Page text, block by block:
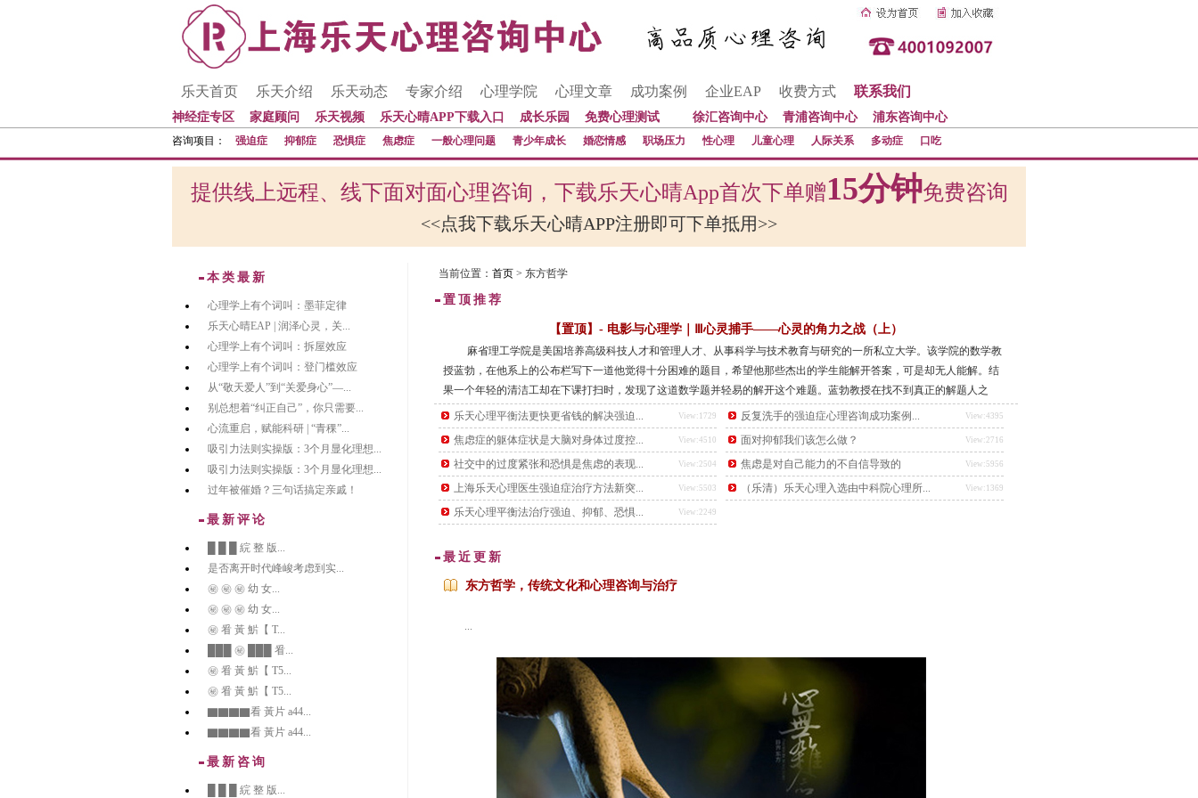
乐天首页 乐天介绍 乐天动态 专家介绍 心理学院 心理文章 成功案例 企业EAP 收费方式 联系我们
神经症专区 家庭顾问 乐天视频 乐天心晴APP下载入口 成长乐园 免费心理测试 徐汇咨询中心 青浦咨询中心 浦东咨询中心
咨询项目： 强迫症 抑郁症 恐惧症 焦虑症 一般心理问题 青少年成长 婚恋情感 职场压力 性心理 儿童心理 人际关系 多动症 口吃
提供线上远程、线下面对面心理咨询，下载乐天心晴App首次下单赠15分钟免费咨询
<<点我下载乐天心晴APP注册即可下单抵用>>
当前位置： 首页 > 东方哲学
置顶推荐
【置顶】- 电影与心理学｜Ⅲ心灵捕手——心灵的角力之战（上）
麻省理工学院是美国培养高级科技人才和管理人才、从事科学与技术教育与研究的一所私立大学。该学院的数学教
授蓝勃，在他系上的公布栏写下一道他觉得十分困难的题目，希望他那些杰出的学生能解开答案，可是却无人能解。结
果一个年轻的清洁工却在下课打扫时，发现了这道数学题并轻易的解开这个难题。蓝勃教授在找不到真正的解题人之
后，又下了另一道更难的题目，要找出这个数学天才。View:1729
乐天心理平衡法更快更省钱的解决强迫... View:4395
反复洗手的强迫症心理咨询成功案例...
View:4510
焦虑症的躯体症状是大脑对身体过度控... View:2716
面对抑郁我们该怎么做？
View:2504
社交中的过度紧张和恐惧是焦虑的表现... View:5956
焦虑是对自己能力的不自信导致的
View:5503
上海乐天心理医生强迫症治疗方法新突... View:1369
（乐清）乐天心理入选由中科院心理所...
View:2249
乐天心理平衡法治疗强迫、抑郁、恐惧...
最近更新
东方哲学，传统文化和心理咨询与治疗
...
本类最新
心理学上有个词叫：墨菲定律
乐天心晴EAP | 润泽心灵，关...
心理学上有个词叫：拆屋效应
心理学上有个词叫：登门槛效应
从“敬天爱人”到“关爱身心”—...
别总想着“纠正自己”，你只需要...
心流重启，赋能科研 | “青稞”...
吸引力法则实操版：3个月显化理想...
吸引力法则实操版：3个月显化理想...
过年被催婚？三句话搞定亲戚！
最新评论
█ █ █ 綄 整 版...
是否离开时代峰峻考虑到实...
㊙️ ㊙️ ㊙️ 幼 女...
㊙️ ㊙️ ㊙️ 幼 女...
㊙️ 㸔 黃 魸【 T...
███ ㊙️ ███ 㸔...
㊙️ 㸔 黃 魸【 T5...
㊙️ 㸔 黃 魸【 T5...
▇▇▇▇看 黃片 a44...
▇▇▇▇看 黃片 a44...
最新咨询
█ █ █ 綄 整 版...